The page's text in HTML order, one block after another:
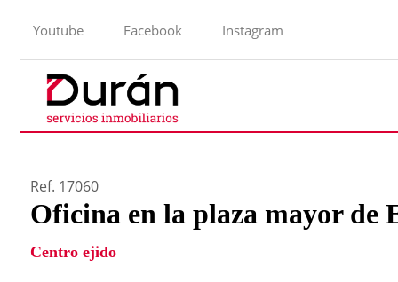
Youtube Facebook Instagram
Ref. 17060
Oficina en la plaza mayor de
Centro ejido